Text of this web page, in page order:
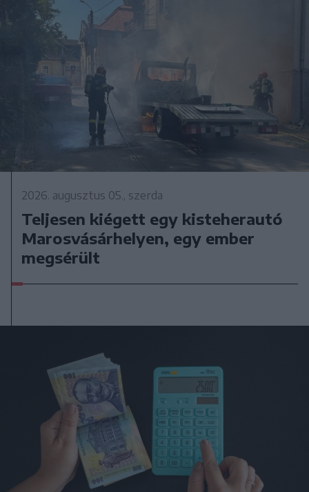
2026. augusztus 05., szerda
Teljesen kiégett egy kisteherautó
Marosvásárhelyen, egy ember
megsérült